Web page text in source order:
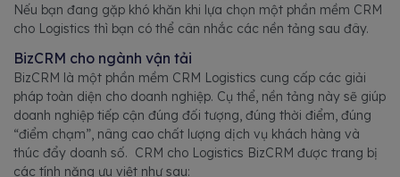
Nếu bạn đang gặp khó khăn khi lựa chọn một phần mềm CRM
cho Logistics thì bạn có thể cân nhắc các nền tảng sau đây.
BizCRM cho ngành vận tải
BizCRM là một phần mềm CRM Logistics cung cấp các giải
pháp toàn diện cho doanh nghiệp. Cụ thể, nền tảng này sẽ giúp
doanh nghiệp tiếp cận đúng đối tượng, đúng thời điểm, đúng
“điểm chạm”, nâng cao chất lượng dịch vụ khách hàng và
thúc đẩy doanh số. CRM cho Logistics BizCRM được trang bị
các tính năng ưu việt như sau: